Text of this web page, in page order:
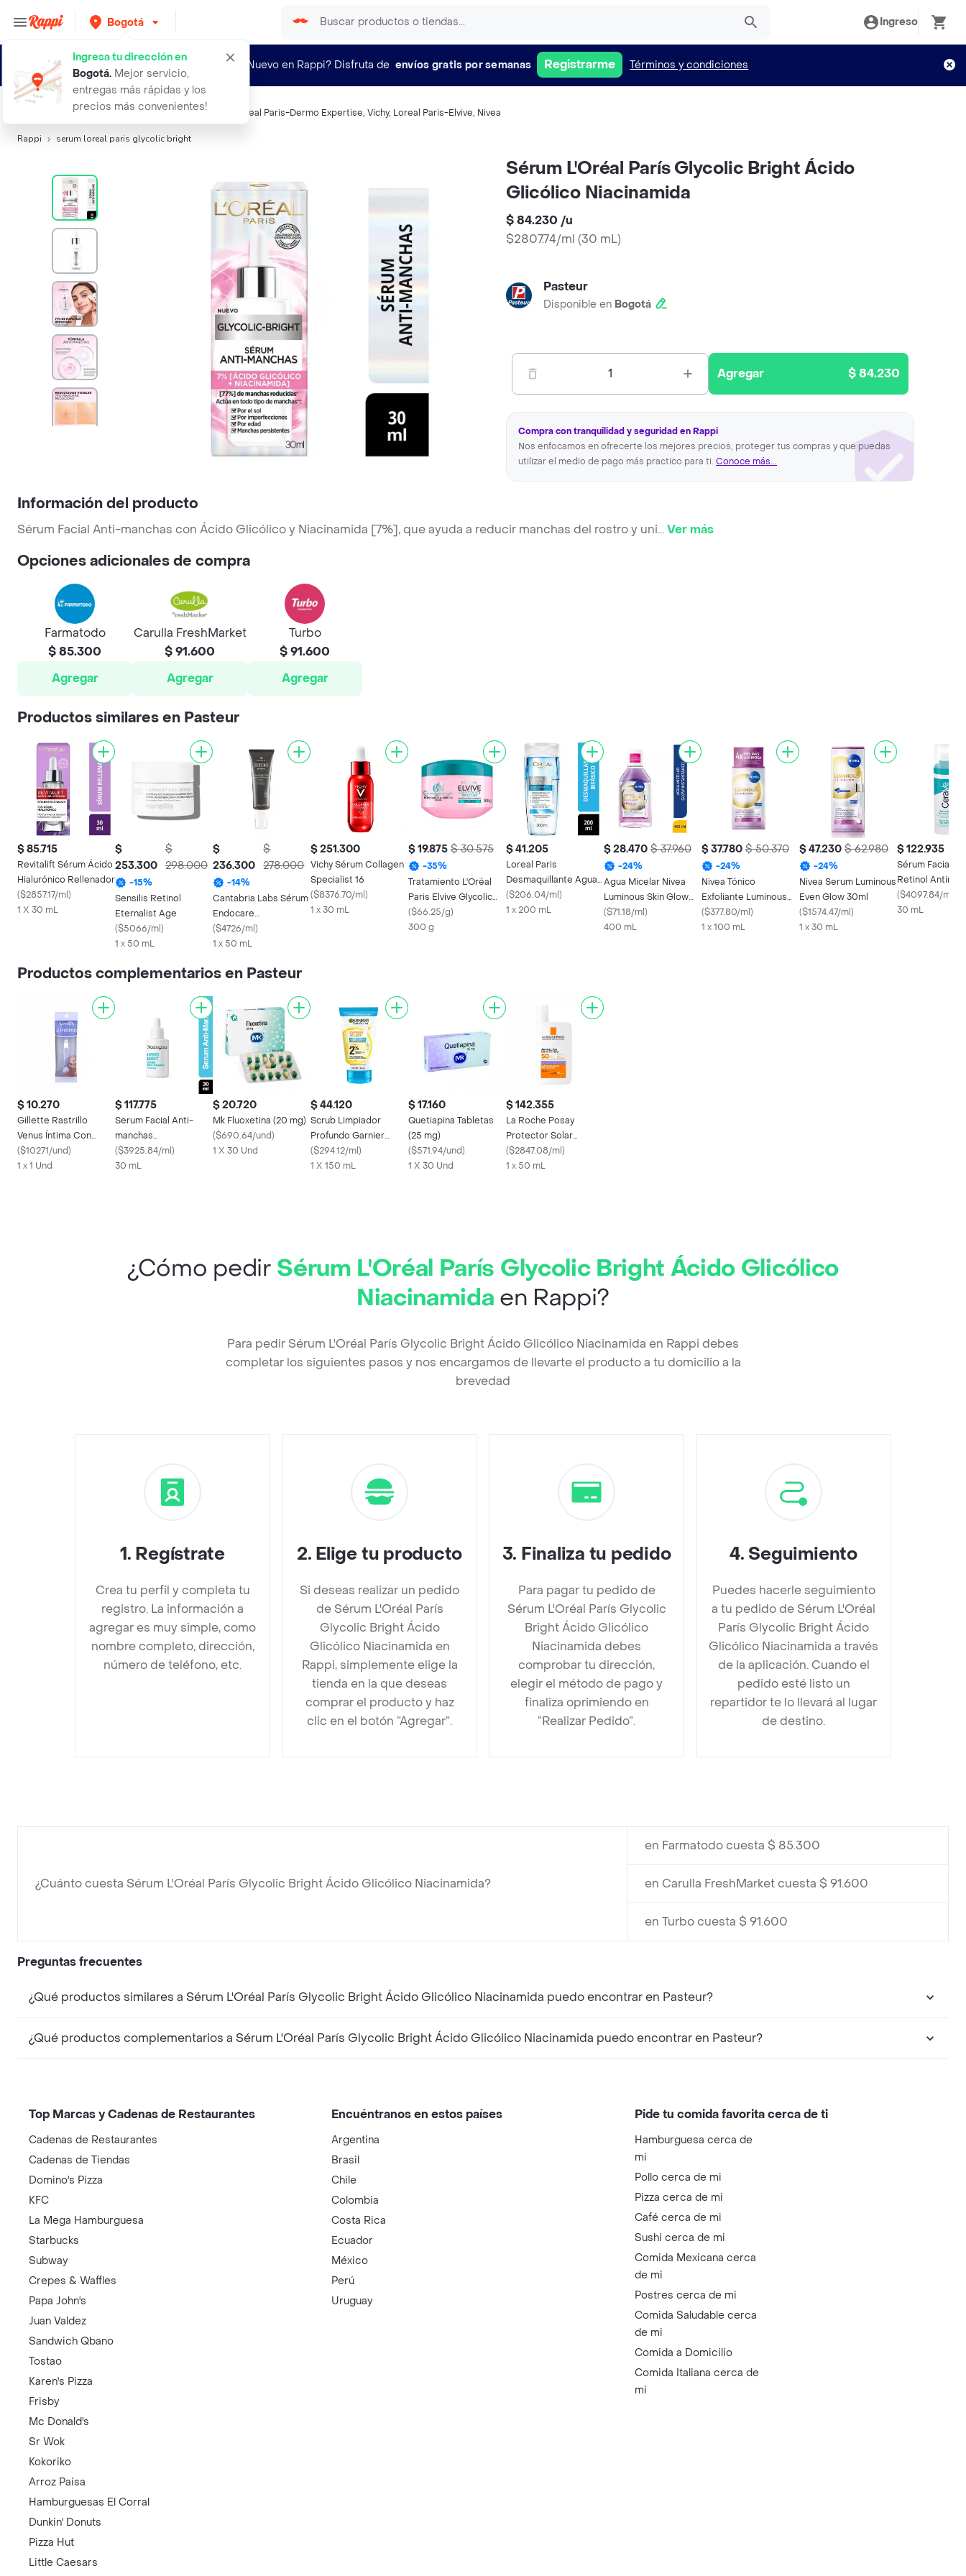
Bogotá
Ingresa tu dirección en
Bogotá. Mejor servicio,
entregas más rápidas y los
precios más convenientes!
Ingreso
¿Nuevo en Rappi? Disfruta de envíos gratis por semanas Registrarme Términos y condiciones
Búsquedas relacionadas:Otros cuidados faciales Loreal Paris-Dermo Expertise, Vichy, Loreal Paris-Elvive, Nivea
Rappi serum loreal paris glycolic bright
Sérum L'Oréal París Glycolic Bright Ácido
Glicólico Niacinamida
$ 84.230 /u
$2807.74/ml (30 mL)
Pasteur
Disponible en Bogotá
1 Agregar $ 84.230
Compra con tranquilidad y seguridad en Rappi
Nos enfocamos en ofrecerte los mejores precios, proteger tus compras y que puedas
utilizar el medio de pago más practico para ti. Conoce más...
Información del producto
Sérum Facial Anti-manchas con Ácido Glicólico y Niacinamida [7%], que ayuda a reducir manchas del rostro y uni...Ver más
Opciones adicionales de compra
Farmatodo
$ 85.300
Agregar
Carulla FreshMarket
$ 91.600
Agregar
Turbo
$ 91.600
Agregar
Productos similares en Pasteur
$ 85.715
Revitalift Sérum Ácido
Hialurónico Rellenador
($2857.17/ml)
1 X 30 mL
$
253.300
$
298.000
-15%
Sensilis Retinol
Eternalist Age
($5066/ml)
1 x 50 mL
$
236.300
$
278.000
-14%
Cantabria Labs Sérum
Endocare
Glycoperfect Intensive
($4726/ml)
1 x 50 mL
$ 251.300
Vichy Sérum Collagen
Specialist 16
($8376.70/ml)
1 x 30 mL
$ 19.875 $ 30.575
-35%
Tratamiento L'Oréal
Paris Elvive Glycolic
Crystal
($66.25/g)
300 g
$ 41.205
Loreal Paris
Desmaquillante Agua
Micelar Bifásico Hidra
to
($206.04/ml)
1 x 200 mL
$ 28.470 $ 37.960
-24%
Agua Micelar Nivea
Luminous Skin Glow
5% Serum
($71.18/ml)
400 mL
$ 37.780 $ 50.370
-24%
Nivea Tónico
Exfoliante Luminous
Skin Even Glow Skin
($377.80/ml)
1 x 100 mL
$ 47.230 $ 62.980
-24%
Nivea Serum Luminous
Even Glow 30ml
($1574.47/ml)
1 x 30 mL
$ 122.935
Sérum Facial
Retinol
($4097.84/ml
30 mL
Productos complementarios en Pasteur
$ 10.270
Gillette Rastrillo
Venus Íntima Con
Barrera Protectora
($10271/und)
1 x 1 Und
$ 117.775
Serum Facial Anti-
manchas
Neutrogena® Hydro
Boost 30ml
($3925.84/ml)
30 mL
$ 20.720
Mk Fluoxetina (20 mg)
($690.64/und)
1 X 30 Und
$ 44.120
Scrub Limpiador
Profundo Garnier
Express Aclara Anti
Imperfecciones 150 ml
($294.12/ml)
1 X 150 mL
$ 17.160
Quetiapina Tabletas
(25 mg)
($571.94/und)
1 X 30 Und
$ 142.355
La Roche Posay
Protector Solar
Anthelios Uvmune 400
Anti Manchas
($2847.08/ml)
1 x 50 mL
¿Cómo pedir Sérum L'Oréal París Glycolic Bright Ácido Glicólico
Niacinamida en Rappi?
Para pedir Sérum L'Oréal París Glycolic Bright Ácido Glicólico Niacinamida en Rappi debes
completar los siguientes pasos y nos encargamos de llevarte el producto a tu domicilio a la
brevedad
1. Regístrate
Crea tu perfil y completa tu
registro. La información a
agregar es muy simple, como
nombre completo, dirección,
número de teléfono, etc.
2. Elige tu producto
Si deseas realizar un pedido
de Sérum L'Oréal París
Glycolic Bright Ácido
Glicólico Niacinamida en
Rappi, simplemente elige la
tienda en la que deseas
comprar el producto y haz
clic en el botón “Agregar”.
3. Finaliza tu pedido
Para pagar tu pedido de
Sérum L'Oréal París Glycolic
Bright Ácido Glicólico
Niacinamida debes
comprobar tu dirección,
elegir el método de pago y
finaliza oprimiendo en
“Realizar Pedido”.
4. Seguimiento
Puedes hacerle seguimiento
a tu pedido de Sérum L'Oréal
París Glycolic Bright Ácido
Glicólico Niacinamida a través
de la aplicación. Cuando el
pedido esté listo un
repartidor te lo llevará al lugar
de destino.
¿Cuánto cuesta Sérum L'Oréal París Glycolic Bright Ácido Glicólico Niacinamida?
en Farmatodo cuesta $ 85.300
en Carulla FreshMarket cuesta $ 91.600
en Turbo cuesta $ 91.600
Preguntas frecuentes
¿Qué productos similares a Sérum L'Oréal París Glycolic Bright Ácido Glicólico Niacinamida puedo encontrar en Pasteur?
¿Qué productos complementarios a Sérum L'Oréal París Glycolic Bright Ácido Glicólico Niacinamida puedo encontrar en Pasteur?
Top Marcas y Cadenas de Restaurantes
Cadenas de Restaurantes
Cadenas de Tiendas
Domino's Pizza
KFC
La Mega Hamburguesa
Starbucks
Subway
Crepes & Waffles
Papa John's
Juan Valdez
Sandwich Qbano
Tostao
Karen's Pizza
Frisby
Mc Donald's
Sr Wok
Kokoriko
Arroz Paisa
Hamburguesas El Corral
Dunkin' Donuts
Pizza Hut
Little Caesars
Encuéntranos en estos países
Argentina
Brasil
Chile
Colombia
Costa Rica
Ecuador
México
Perú
Uruguay
Pide tu comida favorita cerca de ti
Hamburguesa cerca de
mi
Pollo cerca de mi
Pizza cerca de mi
Café cerca de mi
Sushi cerca de mi
Comida Mexicana cerca
de mi
Postres cerca de mi
Comida Saludable cerca
de mi
Comida a Domicilio
Comida Italiana cerca de
mi